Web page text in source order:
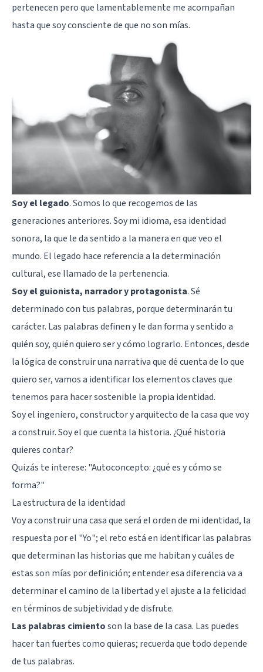
pertenecen pero que lamentablemente me acompañan
hasta que soy consciente de que no son mías.
Soy el legado. Somos lo que recogemos de las
generaciones anteriores. Soy mi idioma, esa identidad
sonora, la que le da sentido a la manera en que veo el
mundo. El legado hace referencia a la determinación
cultural, ese llamado de la pertenencia.
Soy el guionista, narrador y protagonista. Sé
determinado con tus palabras, porque determinarán tu
carácter. Las palabras definen y le dan forma y sentido a
quién soy, quién quiero ser y cómo lograrlo. Entonces, desde
la lógica de construir una narrativa que dé cuenta de lo que
quiero ser, vamos a identificar los elementos claves que
tenemos para hacer sostenible la propia identidad.
Soy el ingeniero, constructor y arquitecto de la casa que voy
a construir. Soy el que cuenta la historia. ¿Qué historia
quieres contar?
Quizás te interese: "Autoconcepto: ¿qué es y cómo se
forma?"
La estructura de la identidad
Voy a construir una casa que será el orden de mi identidad, la
respuesta por el "Yo"; el reto está en identificar las palabras
que determinan las historias que me habitan y cuáles de
estas son mías por definición; entender esa diferencia va a
determinar el camino de la libertad y el ajuste a la felicidad
en términos de subjetividad y de disfrute.
Las palabras cimientoson la base de la casa. Las puedes
hacer tan fuertes como quieras; recuerda que todo depende
de tus palabras.